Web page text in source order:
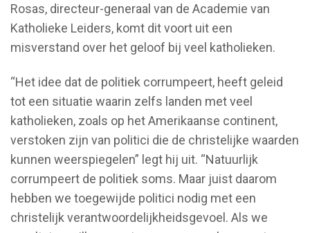
Rosas, directeur-generaal van de Academie van
Katholieke Leiders, komt dit voort uit een
misverstand over het geloof bij veel katholieken.
“Het idee dat de politiek corrumpeert, heeft geleid
tot een situatie waarin zelfs landen met veel
katholieken, zoals op het Amerikaanse continent,
verstoken zijn van politici die de christelijke waarden
kunnen weerspiegelen” legt hij uit. “Natuurlijk
corrumpeert de politiek soms. Maar juist daarom
hebben we toegewijde politici nodig met een
christelijk verantwoordelijkheidsgevoel. Als we